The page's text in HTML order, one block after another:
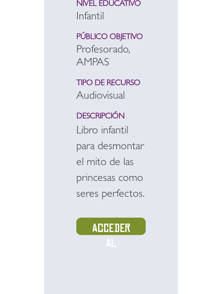
NIVEL EDUCATIVO
Infantil
PÚBLICO OBJETIVO
Profesorado,
AMPAS
TIPO DE RECURSO
Audiovisual
DESCRIPCIÓN
Libro infantil
para desmontar
el mito de las
princesas como
seres perfectos.
Acceder
al